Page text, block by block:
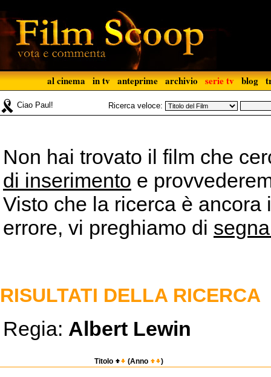
al cinema in tv anteprime archivio serie tv blog
Ciao Paul! Ricerca veloce:
Non hai trovato il film che
di inserimento e
Visto che la ricerca è
errore, vi preghiamo di
RISULTATI DELLA RICERCA
Regia: Albert Lewin
Titolo (Anno )